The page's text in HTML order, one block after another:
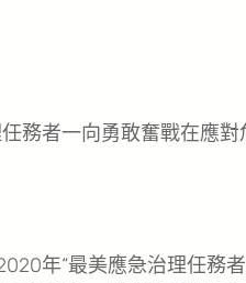
者一向勇敢奮戰在應對
年“最美應急治理任務者